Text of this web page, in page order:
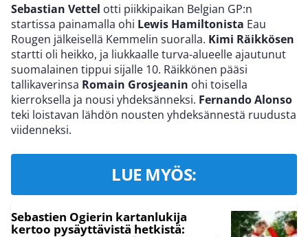
Sebastian Vettel otti piikkipaikan Belgian GP:n
startissa painamalla ohi Lewis Hamiltonista Eau
Rougen jälkeisellä Kemmelin suoralla. Kimi Räikkösen
startti oli heikko, ja liukkaalle turva-alueelle ajautunut
suomalainen tippui sijalle 10. Räikkönen pääsi
tallikaverinsa Romain Grosjeanin ohi toisella
kierroksella ja nousi yhdeksänneksi. Fernando Alonso
teki loistavan lähdön nousten yhdeksännestä ruudusta
viidenneksi.
LUE MYÖS:
Sebastien Ogierin kartanlukija
kertoo pysäyttävistä hetkistä: